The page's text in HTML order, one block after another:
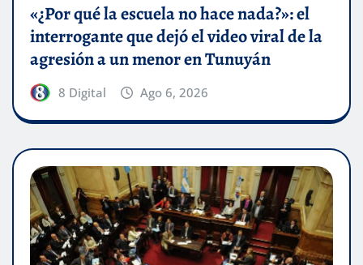
«¿Por qué la escuela no hace nada?»: el
interrogante que dejó el video viral de la
agresión a un menor en Tunuyán
8 Digital Ago 6, 2026